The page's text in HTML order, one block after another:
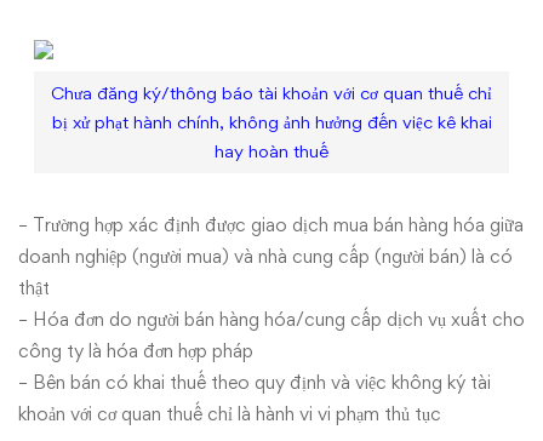
khấu
trừ
hoàn
thuế
Chưa đăng ký/thông báo tài khoản với cơ quan thuế chỉ
bị xử phạt hành chính, không ảnh hưởng đến việc kê khai
hay hoàn thuế
– Trường hợp xác định được giao dịch mua bán hàng hóa giữa
doanh nghiệp (người mua) và nhà cung cấp (người bán) là có
thật
– Hóa đơn do người bán hàng hóa/cung cấp dịch vụ xuất cho
công ty là hóa đơn hợp pháp
– Bên bán có khai thuế theo quy định và việc không ký tài
khoản với cơ quan thuế chỉ là hành vi vi phạm thủ tục